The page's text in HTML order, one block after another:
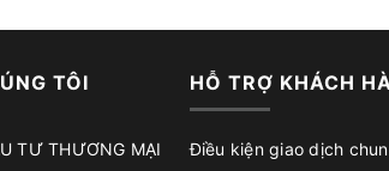
TÔI
TƯ THƯƠNG MẠI
HỖ TRỢ KHÁCH
Điều kiện giao dịch